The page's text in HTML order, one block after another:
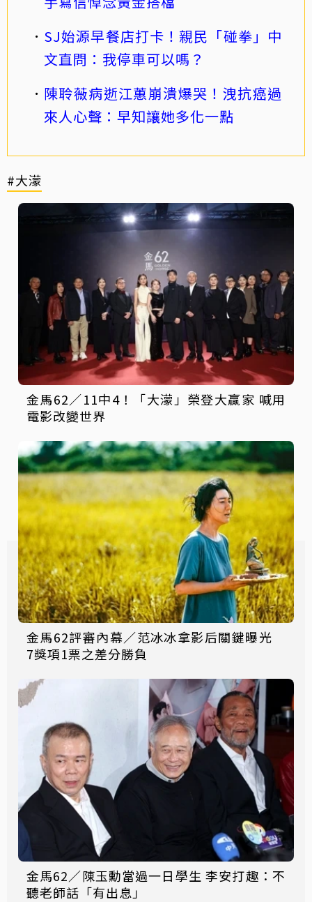
SJ始源早餐店打卡！親民「碰拳」中
文直問：我停車可以嗎？
陳聆薇病逝江蕙崩潰爆哭！洩抗癌過
來人心聲：早知讓她多化一點
#大濛
金馬62／11中4！「大濛」榮登大贏家 喊用
電影改變世界
金馬62評審內幕／范冰冰拿影后關鍵曝光
7獎項1票之差分勝負
金馬62／陳玉勳當過一日學生 李安打趣：不
聽老師話「有出息」